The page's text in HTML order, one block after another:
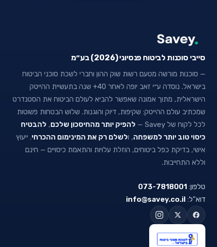
סייבי סוכנות לביטוח פנסיוני (2026) בע״מ
— סוכנות מורשה מטעם רשות שוק ההון וחברי לשכת סוכני הביטוח
בישראל. נוסדה ע״י זאב יופה לאחר 40+ שנה בתעשיית ההייטק
הישראלית, מתוך אמונה שאפשר להביא לעולם הביטוח את הסטנדרט
שמכתיב עולם ההייטק: שקיפות, דיוק והוגנות. שלוש הבטחות פשוטות
לכל לקוח של Savey —
להפיק יותר מהחיסכון שלכם, להבטיח
כיסוי טוב יותר למשפחה, ולשלם רק את המינימום ההכרחי. ייעוץ
אישי, בדיקת כפל ביטוחים, הוזלת עלויות והתאמת כיסויים — חינם
וללא התחייבות.
טלפון: 073-7818001
דוא"ל: info@savey.co.il